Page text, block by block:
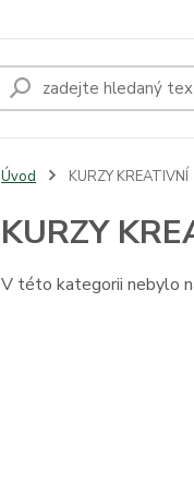
Úvod KURZY KREATIVNÍ
KURZY
V této kategorii nebylo